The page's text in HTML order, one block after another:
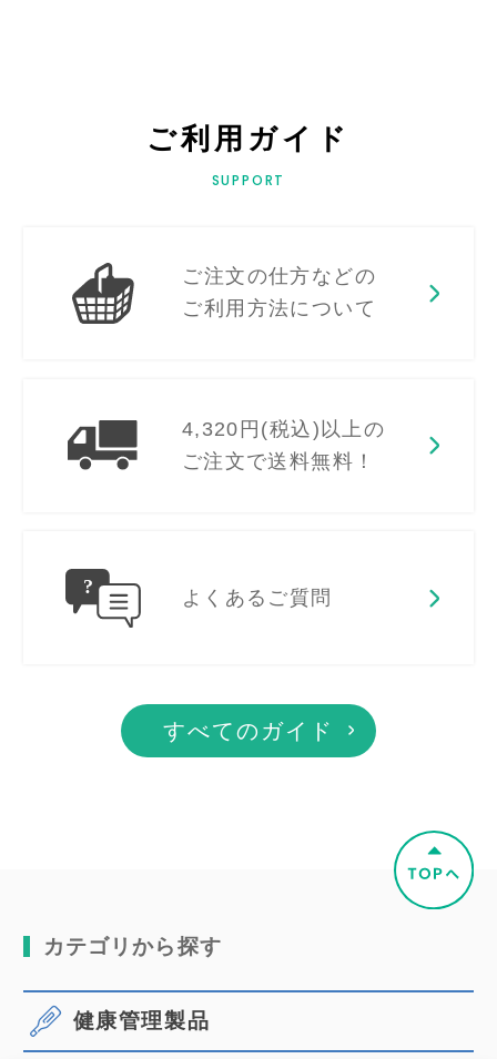
ご利用ガイド
SUPPORT
ご注文の仕方などの
ご利用方法について
4,320円(税込)以上の
ご注文で送料無料！
よくあるご質問
すべてのガイド
カテゴリから探す
健康管理製品